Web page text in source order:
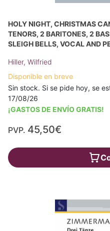
HOLY NIGHT, CHRISTMAS
TENORS, 2 BARITONES, 2
SLEIGH BELLS, VOCAL AND
Hiller, Wilfried
Disponible en breve
Sin stock. Si se pide hoy, se
17/08/26
¡GASTOS DE ENVÍO GRATIS!
PVP. 45,50€